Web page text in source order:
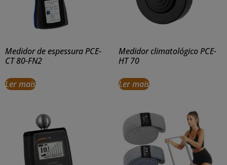
Medidor de espessura PCE-
CT 80-FN2
Ler mais
Medidor climatológico PCE-
HT 70
Ler mais